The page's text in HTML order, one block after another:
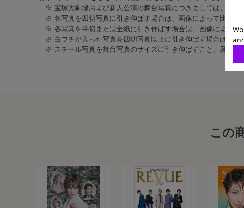
※ 宝塚大劇場および新人公演の舞台写真につきましては、4辺に
※ 各写真を四切写真に引き伸ばす場合は、画像によって比率の
※ 各写真を半切または全紙に引き伸ばす場合は、画像によっ
※ 白フチが入った写真を四切写真以上に引き伸ばす場合は、白
※ スチール写真を舞台写真のサイズに引き伸ばすこと、及び
この